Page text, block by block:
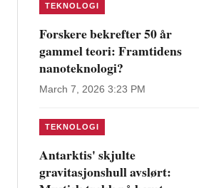
TEKNOLOGI
Forskere bekrefter 50 år
gammel teori: Framtidens
nanoteknologi?
March 7, 2026 3:23 PM
TEKNOLOGI
Antarktis' skjulte
gravitasjonshull avslørt: